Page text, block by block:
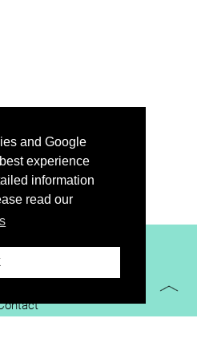
and Google
experience
information
read our
Infoguide 2021